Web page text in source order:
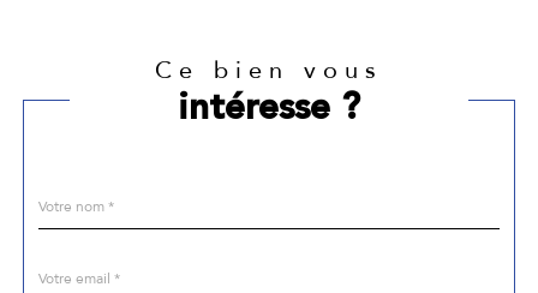
Ce bien vous
intéresse ?
*
*